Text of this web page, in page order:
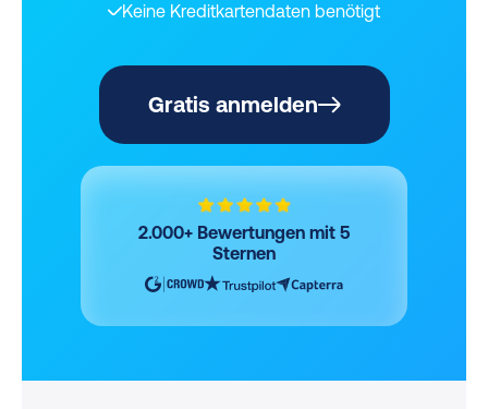
Keine Kreditkartendaten benötigt
Gratis anmelden
2.000+ Bewertungen mit 5
Sternen